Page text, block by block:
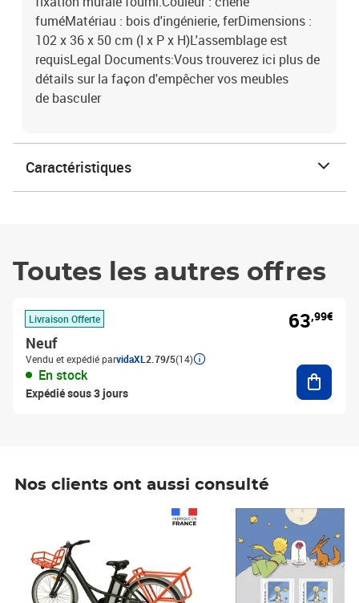
fuméMatériau : bois d'ingénierie, ferDimensions :
102 x 36 x 50 cm (l x P x H)L'assemblage est
requisLegal Documents:Vous trouverez ici plus de
détails sur la façon d'empêcher vos meubles
de basculer
Caractéristiques
Toutes les autres offres
Livraison Offerte
Neuf
Vendu et expédié parvidaXL 2.79/5(14)
En stock
Expédié sous 3 jours
63,99€
Nos clients ont aussi consulté
Prix 7,50€